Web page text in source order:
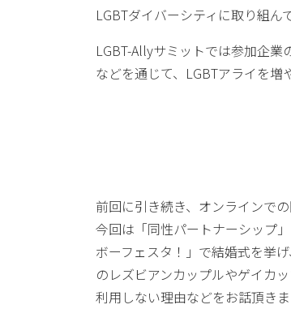
LGBTダイバーシティに取り組ん
LGBT-Allyサミットでは参加企
などを通じて、LGBTアライを増
前回に引き続き、オンラインでの
今回は「同性パートナーシップ
ボーフェスタ！」で結婚式を挙
のレズビアンカップルやゲイカ
利用しない理由などをお話頂きま